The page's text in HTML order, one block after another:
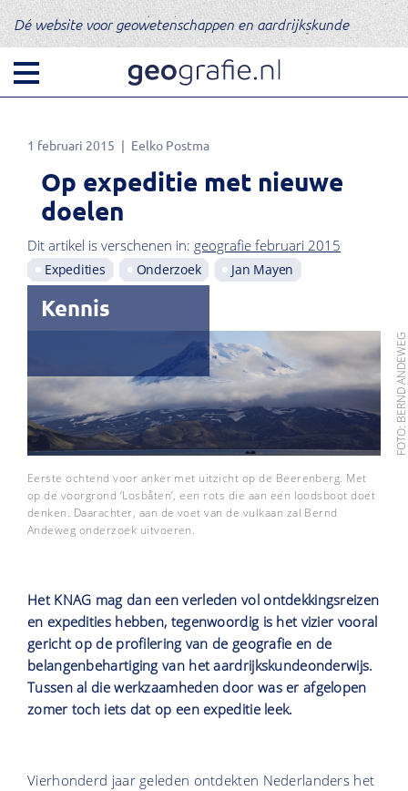
Dé website voor geowetenschappen en aardrijkskunde
1 februari 2015 Eelko Postma
Op expeditie met nieuwe
doelen
Dit artikel is verschenen in: geografie februari 2015
Expedities Onderzoek Jan Mayen
Kennis
FOTO: BERND ANDEWEG
Eerste ochtend voor anker met uitzicht op de Beerenberg. Met
op de voorgrond ‘Losbåten’, een rots die aan een loodsboot doet
denken. Daarachter, aan de voet van de vulkaan zal Bernd
Andeweg onderzoek uitvoeren.
Het KNAG mag dan een verleden vol ontdekkingsreizen
en expedities hebben, tegenwoordig is het vizier vooral
gericht op de profilering van de geografie en de
belangenbehartiging van het aardrijkskundeonderwijs.
Tussen al die werkzaamheden door was er afgelopen
zomer toch iets dat op een expeditie leek.
Vierhonderd jaar geleden ontdekten Nederlanders het